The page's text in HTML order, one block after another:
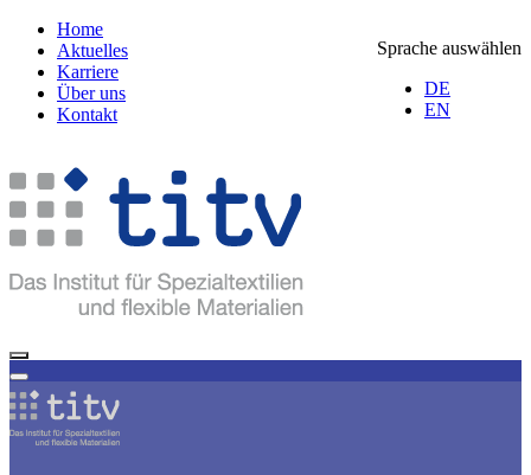
Sprache auswählen
DE
EN
Home
Aktuelles
Karriere
Über uns
Kontakt